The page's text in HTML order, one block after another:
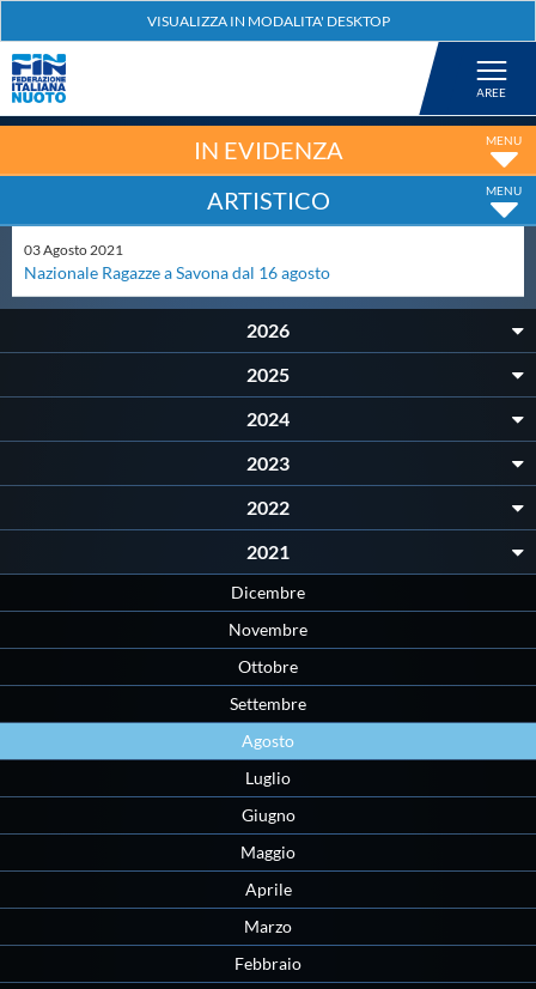
Nuoto
Tuffi
Artistico
Master
Formazione
GUG
Scuole Nuoto
Propaganda
Centri Federali
IN EVIDENZA
ARTISTICO
03Agosto2021
Nazionale Ragazze a Savona dal 16 agosto
2026
2025
2024
2023
2022
2021
Dicembre
Novembre
Ottobre
Settembre
Agosto
Luglio
Giugno
Maggio
Aprile
Marzo
Febbraio